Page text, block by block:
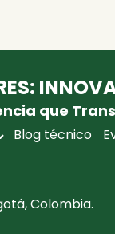
que
Blog técnico
Colombia.